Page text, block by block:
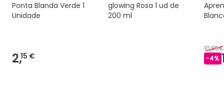
Ponta Blanda Verde 1
Unidade
2,15 €
glowing Rosa 1 ud de
200 ml
10,85€
-4%